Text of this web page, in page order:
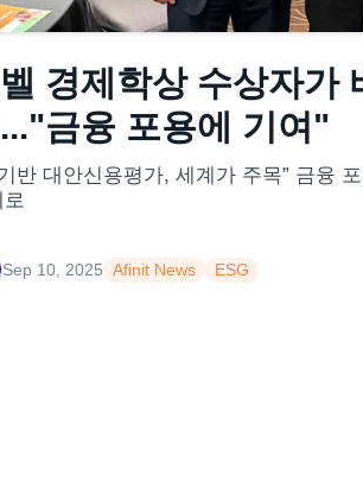
경제학상 수상자가
금융 포용에 기여"
반 대안신용평가, 세계가 주목” 금융
로
Sep 10, 2025 Afinit News ESG